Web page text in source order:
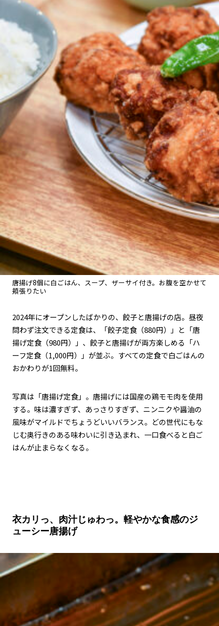
京都の書店
CULTURE
すべて
関西で開催。
おすすめの展覧会
おすすめの映画
誠光社で選びました。
おすすめの本
紹介します。
おすすめのイベント
唐揚げ8個に白ごはん、スープ、ザーサイ付き。お腹を空かせて
頬張りたい
2024年にオープンしたばかりの、餃子と唐揚げの店。昼夜
問わず注文できる定食は、「餃子定食（880円）」と「唐
揚げ定食（980円）」、餃子と唐揚げが両方楽しめる「ハ
ーフ定食（1,000円）」が並ぶ。すべての定食で白ごはんの
おかわりが1回無料。
写真は「唐揚げ定食」。唐揚げには国産の鶏モモ肉を使用
する。味は濃すぎず、あっさりすぎず、ニンニクや醤油の
風味がマイルドでちょうどいいバランス。どの世代にもな
じむ奥行きのある味わいに引き込まれ、一口食べると白ご
はんが止まらなくなる。
衣カリっ、肉汁じゅわっ。軽やかな食感のジ
ューシー唐揚げ